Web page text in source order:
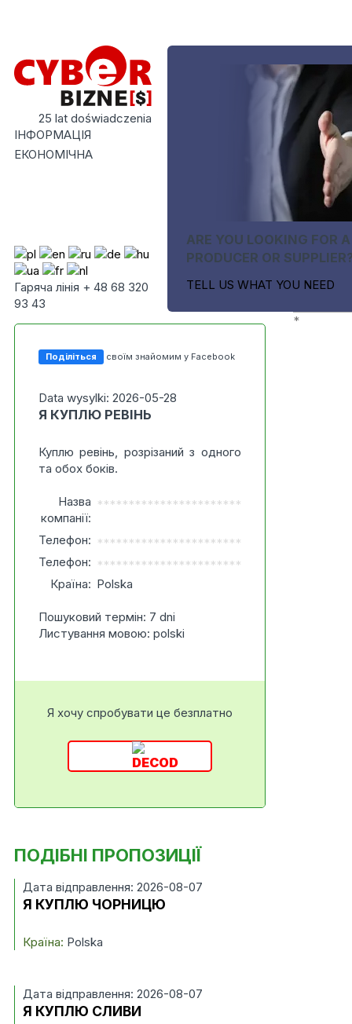
25 lat doświadczenia
ІНФОРМАЦІЯ
ЕКОНОМІЧНА
Гаряча лінія + 48 68 320
93 43
ARE YOU LOOKING FOR A
PRODUCER OR
TELL US WHAT YOU NEED
Поділіться своїм знайомим у Facebook
Data wysylki: 2026-05-28
Я КУПЛЮ РЕВІНЬ
Куплю ревінь, розрізаний з одного
та обох боків.
Назва
компанії:
***********************
Телефон: ***********************
Телефон: ***********************
Країна: Polska
Пошуковий термін: 7 dni
Листування мовою: polski
Я хочу спробувати це безплатно
*
ПОДІБНІ ПРОПОЗИЦІЇ
Дата відправлення: 2026-08-07
Я КУПЛЮ ЧОРНИЦЮ
Країна: Polska
Дата відправлення: 2026-08-07
Я КУПЛЮ СЛИВИ